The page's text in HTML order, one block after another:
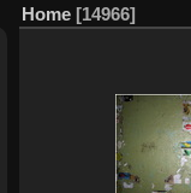
Home 14966